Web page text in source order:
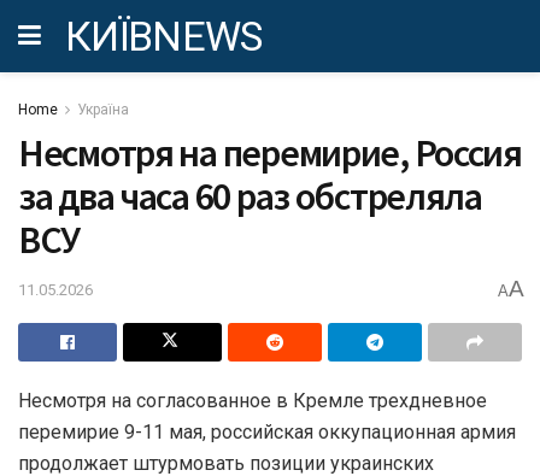
КИЇВNEWS
Home Україна
Несмотря на перемирие, Россия
за два часа 60 раз обстреляла
ВСУ
11.05.2026 AA
Несмотря на согласованное в Кремле трехдневное
перемирие 9-11 мая, российская оккупационная армия
продолжает штурмовать позиции украинских